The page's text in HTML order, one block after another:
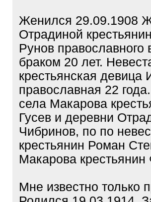
Женился 29.09.1908
Отрадиной
Рунов
браком 20 лет.
крестьянская
православная 22
села Макарова
Гусев и деревни
Чибринов, по по
крестьянин Роман
Макарова
Мне известно только